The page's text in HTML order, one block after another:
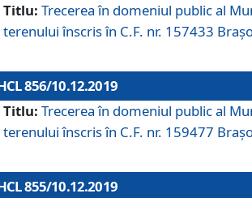
Titlu: Trecerea în domeniul public al
terenului înscris în C.F. nr. 157433
856/10.12.2019
Titlu: Trecerea în domeniul public al
terenului înscris în C.F. nr. 159477
855/10.12.2019